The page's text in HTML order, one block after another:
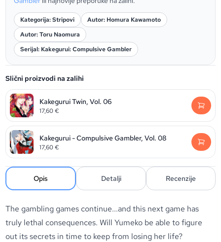
Kategorija: Stripovi
Autor: Homura Kawamoto
Autor: Toru Naomura
Serijal: Kakegurui: Compulsive Gambler
Slični proizvodi na zalihi
Kakegurui Twin, Vol. 06
17,60€
Kakegurui - Compulsive Gambler, Vol. 08
17,60€
Opis Detalji Recenzije
The gambling games continue...and this next game has
truly lethal consequences. Will Yumeko be able to figure
out its secrets in time to keep from losing her life?